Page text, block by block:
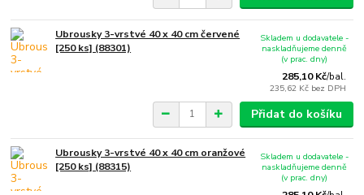
Ubrousky 3-vrstvé 40 x 40 cm červené
[250 ks] (88301)
285,10 Kč/bal.
235,62 Kč bez DPH
Skladem u dodavatele -
naskladňujeme denně
(v prac. dny)
Přidat do košíku
Ubrousky 3-vrstvé 40 x 40 cm oranžové
[250 ks] (88315)
Skladem u dodavatele -
naskladňujeme denně
(v prac. dny)